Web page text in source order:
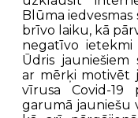
Blūma
brīvo laiku, kā
negatīvo ietekmi
Ūdris jauniešiem
ar mērķi motivēt
vīrusa Covid-19
garumā jauniešu